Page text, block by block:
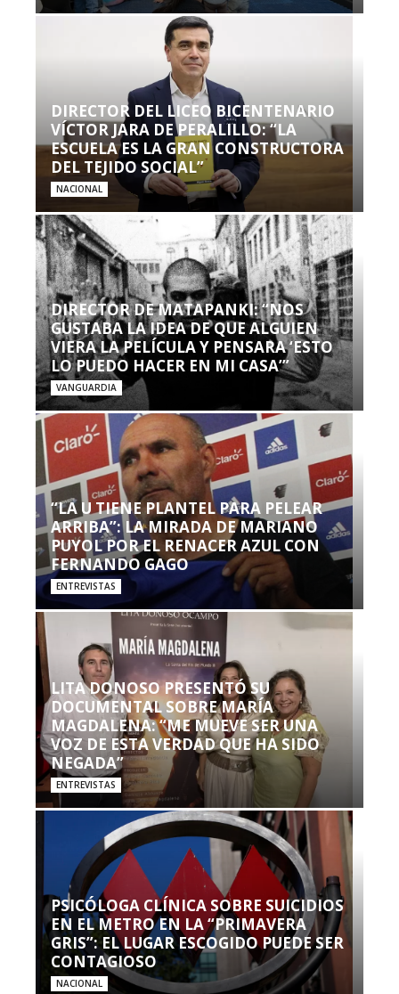
DIRECTOR DEL LICEO BICENTENARIO
VÍCTOR JARA DE PERALILLO: “LA
ESCUELA ES LA GRAN CONSTRUCTORA
DEL TEJIDO SOCIAL”
NACIONAL
DIRECTOR DE MATAPANKI: “NOS
GUSTABA LA IDEA DE QUE ALGUIEN
VIERA LA PELÍCULA Y PENSARA ‘ESTO
LO PUEDO HACER EN MI CASA’”
VANGUARDIA
“LA U TIENE PLANTEL PARA PELEAR
ARRIBA”: LA MIRADA DE MARIANO
PUYOL POR EL RENACER AZUL CON
FERNANDO GAGO
ENTREVISTAS
LITA DONOSO PRESENTÓ SU
DOCUMENTAL SOBRE MARÍA
MAGDALENA: “ME MUEVE SER UNA
VOZ DE ESTA VERDAD QUE HA SIDO
NEGADA”
ENTREVISTAS
PSICÓLOGA CLÍNICA SOBRE SUICIDIOS
EN EL METRO EN LA “PRIMAVERA
GRIS”: EL LUGAR ESCOGIDO PUEDE SER
CONTAGIOSO
NACIONAL